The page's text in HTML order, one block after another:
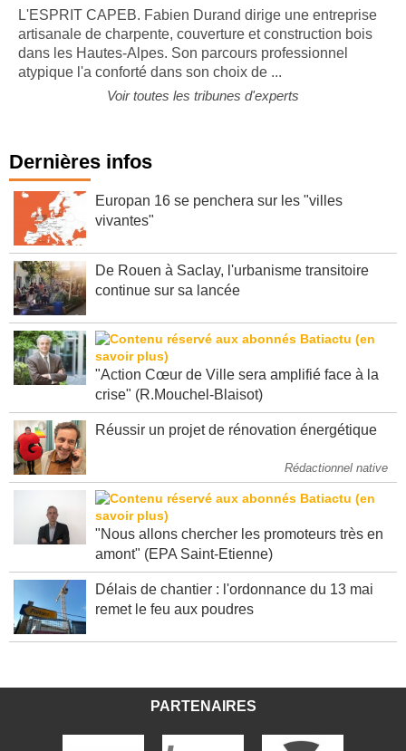
L'ESPRIT CAPEB. Fabien Durand dirige une entreprise
artisanale de charpente, couverture et construction bois
dans les Hautes-Alpes. Son parcours professionnel
atypique l'a conforté dans son choix de ...
Voir toutes les tribunes d'experts
Dernières infos
Europan 16 se penchera sur les "villes
vivantes"
De Rouen à Saclay, l'urbanisme transitoire
continue sur sa lancée
"Action Cœur de Ville sera amplifié face à la
crise" (R.Mouchel-Blaisot)
Réussir un projet de rénovation énergétique
Rédactionnel native
"Nous allons chercher les promoteurs très en
amont" (EPA Saint-Etienne)
Délais de chantier : l'ordonnance du 13 mai
remet le feu aux poudres
PARTENAIRES